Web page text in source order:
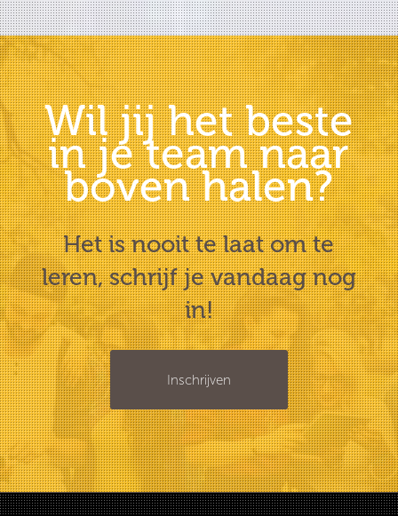
Wil jij het beste
in je team naar
boven halen?
Het is nooit te laat om te
leren, schrijf je vandaag nog
in!
Inschrijven